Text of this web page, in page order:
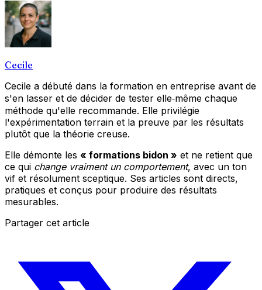
Cecile
Cecile a débuté dans la formation en entreprise avant de
s'en lasser et de décider de tester elle‑même chaque
méthode qu'elle recommande. Elle privilégie
l'expérimentation terrain et la preuve par les résultats
plutôt que la théorie creuse.
Elle démonte les « formations bidon » et ne retient que
ce qui change vraiment un comportement, avec un ton
vif et résolument sceptique. Ses articles sont directs,
pratiques et conçus pour produire des résultats
mesurables.
Partager cet article